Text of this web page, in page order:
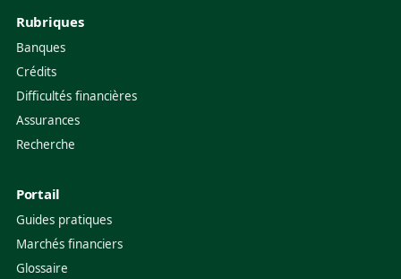
Rubriques
Banques
Crédits
Difficultés financières
Assurances
Recherche
Portail
Guides pratiques
Marchés financiers
Glossaire